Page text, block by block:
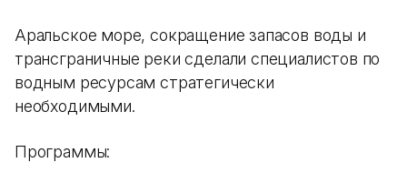
Аральское море, сокращение запасов воды и
трансграничные реки сделали специалистов по
водным ресурсам стратегически
необходимыми.
Программы: